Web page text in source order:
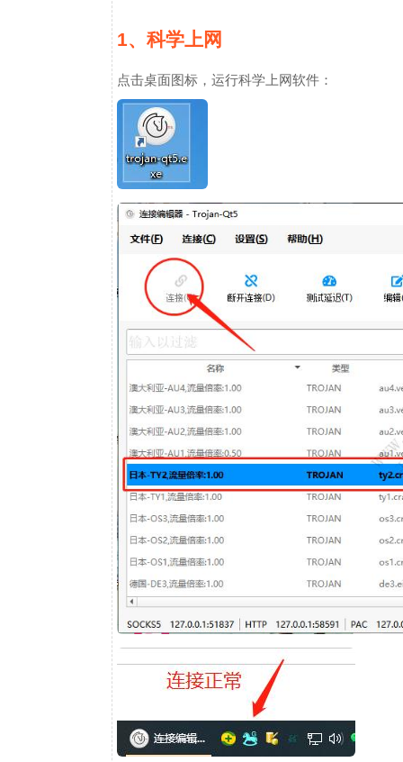
1、科学上网
点击桌面图标，运行科学上网软件：